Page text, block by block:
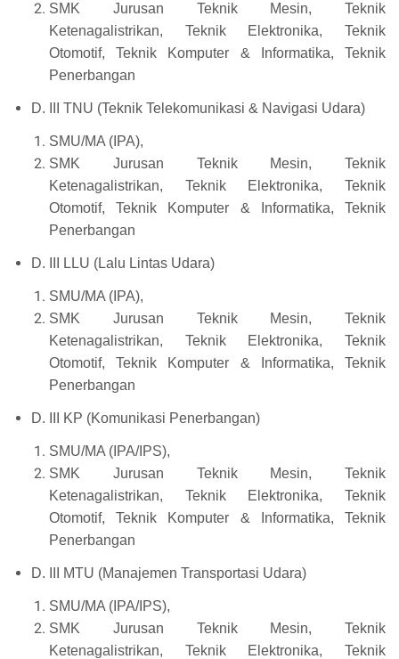
SMK Jurusan Teknik Mesin, Teknik
Ketenagalistrikan, Teknik Elektronika, Teknik
Otomotif, Teknik Komputer & Informatika, Teknik
Penerbangan
D. III TNU (Teknik Telekomunikasi & Navigasi Udara)
SMU/MA (IPA),
SMK Jurusan Teknik Mesin, Teknik
Ketenagalistrikan, Teknik Elektronika, Teknik
Otomotif, Teknik Komputer & Informatika, Teknik
Penerbangan
D. III LLU (Lalu Lintas Udara)
SMU/MA (IPA),
SMK Jurusan Teknik Mesin, Teknik
Ketenagalistrikan, Teknik Elektronika, Teknik
Otomotif, Teknik Komputer & Informatika, Teknik
Penerbangan
D. III KP (Komunikasi Penerbangan)
SMU/MA (IPA/IPS),
SMK Jurusan Teknik Mesin, Teknik
Ketenagalistrikan, Teknik Elektronika, Teknik
Otomotif, Teknik Komputer & Informatika, Teknik
Penerbangan
D. III MTU (Manajemen Transportasi Udara)
SMU/MA (IPA/IPS),
SMK Jurusan Teknik Mesin, Teknik
Ketenagalistrikan, Teknik Elektronika, Teknik